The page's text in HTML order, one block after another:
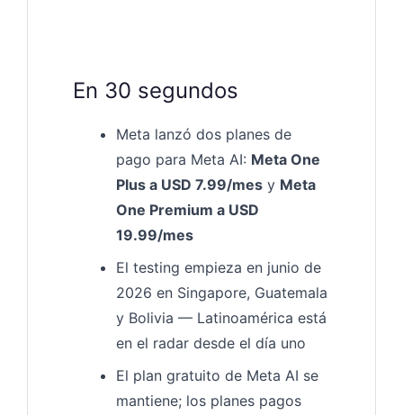
En 30 segundos
Meta lanzó dos planes de
pago para Meta AI: Meta One
Plus a USD 7.99/mes y Meta
One Premium a USD
19.99/mes
El testing empieza en junio de
2026 en Singapore, Guatemala
y Bolivia — Latinoamérica está
en el radar desde el día uno
El plan gratuito de Meta AI se
mantiene; los planes pagos